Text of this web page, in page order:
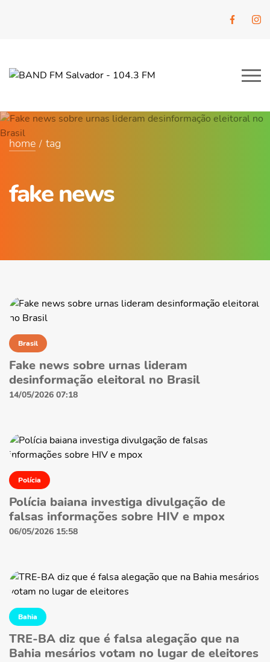
home tag
fake news
Brasil
Fake news sobre urnas lideram
desinformação eleitoral no Brasil
14/05/2026 07:18
Polícia
Polícia baiana investiga divulgação de
falsas informações sobre HIV e mpox
06/05/2026 15:58
Bahia
TRE-BA diz que é falsa alegação que na
Bahia mesários votam no lugar de eleitores